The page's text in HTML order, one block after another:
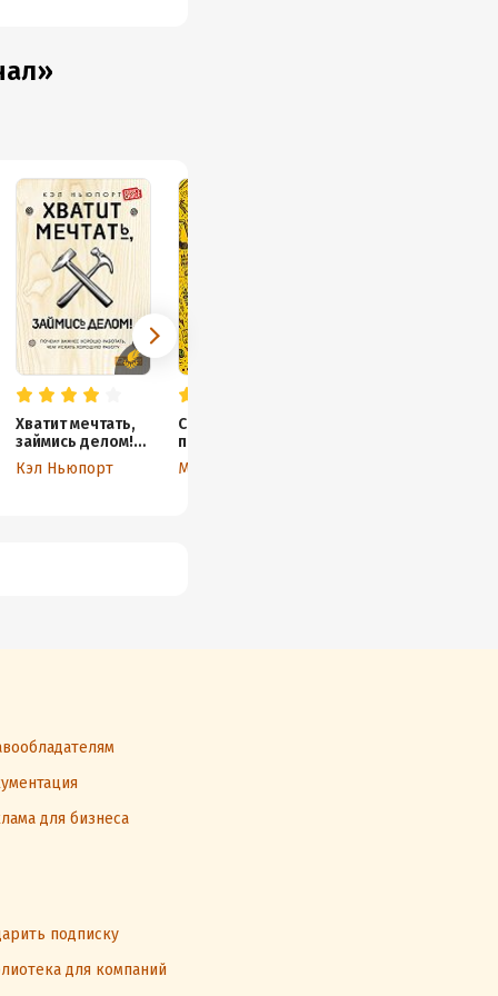
Хватит мечтать,
займись делом!
Почему важнее
хорошо
Кэл Ньюпорт
Сожги свое
портфолио! То,
чему не учат
в дизайнерских
Майкл Джанда
для бизнеса
подписку
для компаний